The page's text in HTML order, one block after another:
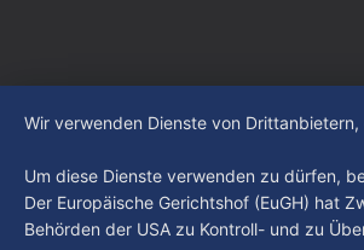
Wir verwenden Dienste von
Um diese Dienste verwenden zu dürfen,
Der Europäische Gerichtshof (EuGH) hat
Behörden der USA zu Kontroll- und zu